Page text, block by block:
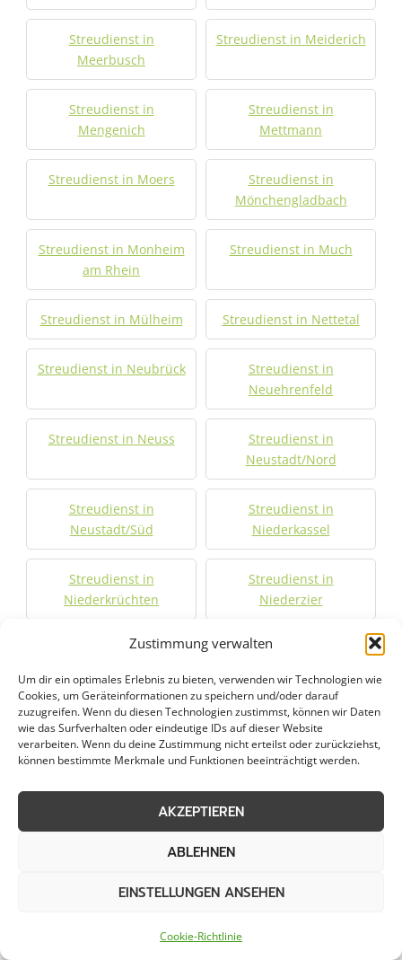
Zustimmung verwalten
Um dir ein optimales Erlebnis zu bieten, verwenden wir Technologien wie
Cookies, um Geräteinformationen zu speichern und/oder darauf
zuzugreifen. Wenn du diesen Technologien zustimmst, können wir Daten
wie das Surfverhalten oder eindeutige IDs auf dieser Website
verarbeiten. Wenn du deine Zustimmung nicht erteilst oder zurückziehst,
können bestimmte Merkmale und Funktionen beeinträchtigt werden.
AKZEPTIEREN
ABLEHNEN
EINSTELLUNGEN ANSEHEN
Cookie-Richtlinie
Streudienst in
Meerbusch
Streudienst in Meiderich
Streudienst in
Mengenich
Streudienst in
Mettmann
Streudienst in Moers
Streudienst in
Mönchengladbach
Streudienst in Monheim
am Rhein
Streudienst in Much
Streudienst in Mülheim Streudienst in Nettetal
Streudienst in Neubrück
Streudienst in
Neuehrenfeld
Streudienst in Neuss
Streudienst in
Neustadt/Nord
Streudienst in
Neustadt/Süd
Streudienst in
Niederkassel
Streudienst in
Niederkrüchten
Streudienst in
Niederzier
Streudienst in Nippes Streudienst in Odenthal
Streudienst in Opladen Streudienst in Ostheim
Streudienst in Overath
Streudienst in Porz am
Rhein
Streudienst in Pulheim
Streudienst in Ratingen
Streudienst in